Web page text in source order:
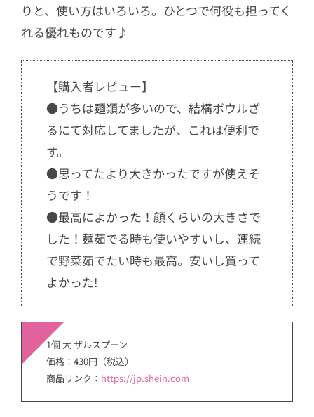
りと、使い方はいろいろ。ひとつで何役も担ってく
れる優れものです♪
【購入者レビュー】
●うちは麺類が多いので、結構ボウルざ
るにて対応してましたが、これは便利で
す。
●思ってたより大きかったですが使えそ
うです！
●最高によかった！顔くらいの大きさで
した！麺茹でる時も使いやすいし、連続
で野菜茹でたい時も最高。安いし買って
よかった!
1個 大 ザルスプーン
価格：430円（税込）
商品リンク： https://jp.shein.com